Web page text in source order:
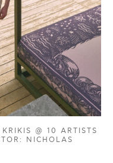
@ 10 ARTISTS
NICHOLAS